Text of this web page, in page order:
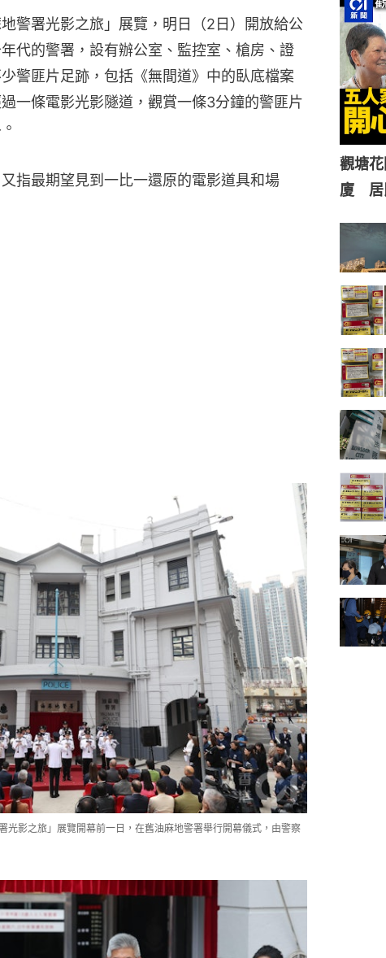
警署光影之旅」展覽，明日（2日）開放給公
代的警署，設有辦公室、監控室、槍房、證
警匪片足跡，包括《無間道》中的臥底檔案
一條電影光影隧道，觀賞一條3分鐘的警匪片
指最期望見到一比一還原的電影道具和場
光影之旅」展覽開幕前一日，在舊油麻地警署舉行開幕儀式，由警察
觀塘
廈 居